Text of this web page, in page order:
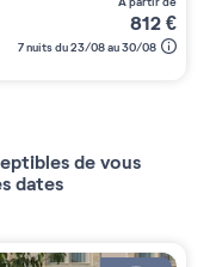
812€
7 nuits du 23/08 au 30/08
de vous
dates